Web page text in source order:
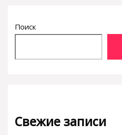
Поиск
Свежие записи